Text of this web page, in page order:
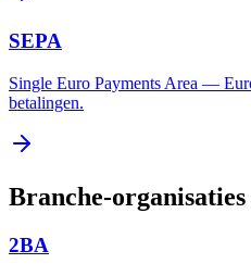
SEPA
Single Euro Payments Area —
betalingen.
Branche-organisaties
2BA